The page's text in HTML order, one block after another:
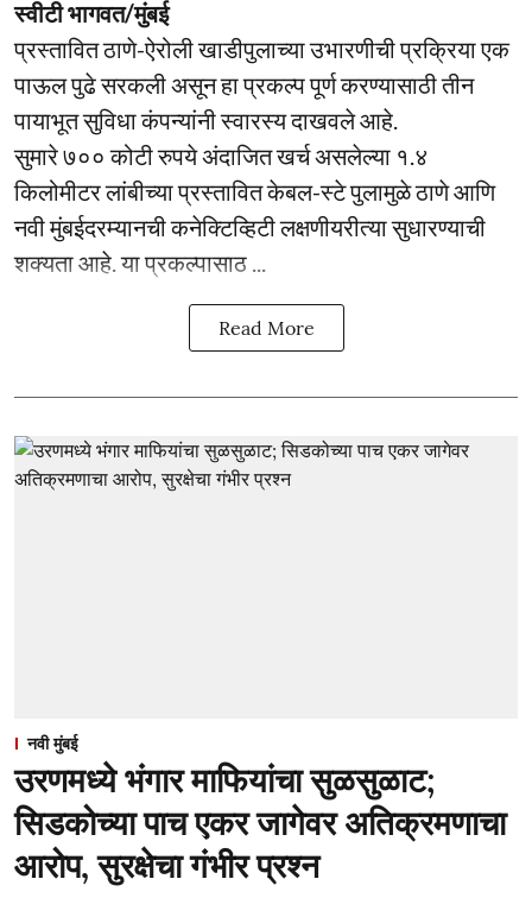
स्वीटी भागवत/मुंबई
प्रस्तावित ठाणे-ऐरोली खाडीपुलाच्या उभारणीची प्रक्रिया एक
पाऊल पुढे सरकली असून हा प्रकल्प पूर्ण करण्यासाठी तीन
पायाभूत सुविधा कंपन्यांनी स्वारस्य दाखवले आहे.
सुमारे ७०० कोटी रुपये अंदाजित खर्च असलेल्या १.४
किलोमीटर लांबीच्या प्रस्तावित केबल-स्टे पुलामुळे ठाणे आणि
नवी मुंबईदरम्यानची कनेक्टिव्हिटी लक्षणीयरीत्या सुधारण्याची
शक्यता आहे. या प्रकल्पासाठ ...
Read More
नवी मुंबई
उरणमध्ये भंगार माफियांचा सुळसुळाट;
सिडकोच्या पाच एकर जागेवर अतिक्रमणाचा
आरोप, सुरक्षेचा गंभीर प्रश्न